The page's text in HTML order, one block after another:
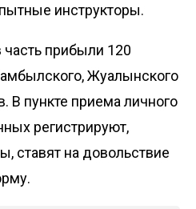
инструкторы.
прибыли 120
Жуалынского
В пункте приема личного
регистрируют,
ставят на довольствие